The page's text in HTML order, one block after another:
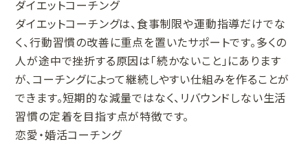
ダイエットコーチング
ダイエットコーチングは、食事制限や運動指導だけでな
く、行動習慣の改善に重点を置いたサポートです。多くの
人が途中で挫折する原因は「続かないこと」にあります
が、コーチングによって継続しやすい仕組みを作ることが
できます。短期的な減量ではなく、リバウンドしない生活
習慣の定着を目指す点が特徴です。
恋愛・婚活コーチング